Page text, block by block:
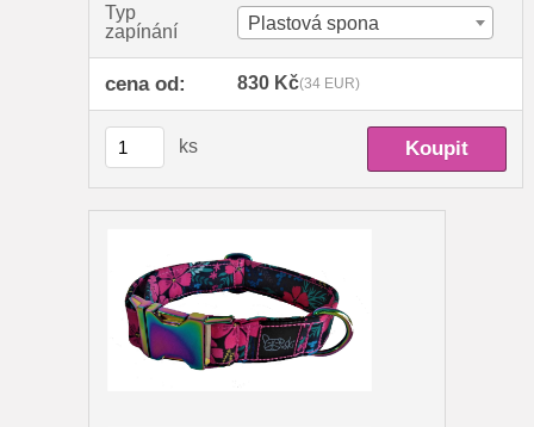
Typ
zapínání
Plastová spona
cena od: 830 Kč(34 EUR)
ks